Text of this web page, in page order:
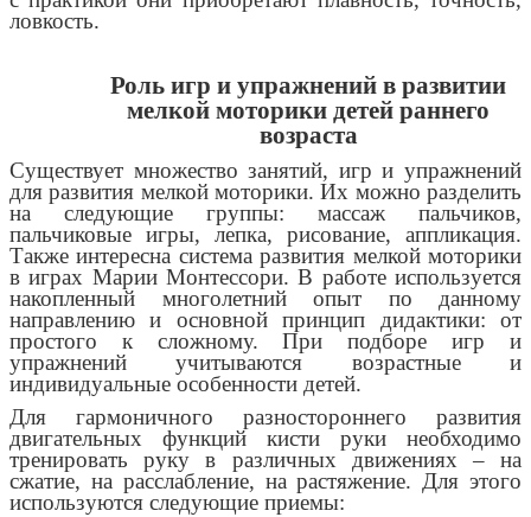
ловкость.
Роль игр и упражнений в развитии
мелкой моторики детей раннего
возраста
Существует множество занятий, игр и упражнений
для развития мелкой моторики. Их можно разделить
на следующие группы: массаж пальчиков,
пальчиковые игры, лепка, рисование, аппликация.
Также интересна система развития мелкой моторики
в играх Марии Монтессори. В работе используется
накопленный многолетний опыт по данному
направлению и основной принцип дидактики: от
простого к сложному. При подборе игр и
упражнений учитываются возрастные и
индивидуальные особенности детей.
Для гармоничного разностороннего развития
двигательных функций кисти руки необходимо
тренировать руку в различных движениях – на
сжатие, на расслабление, на растяжение. Для этого
используются следующие приемы: